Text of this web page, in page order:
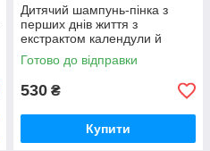
Дитячий шампунь-пінка з
перших днів життя з
екстрактом календули й
ромашки Tiny Toes THALIA,
100 мл (вік 0+)
Готово до відправки
530 ₴
Купити